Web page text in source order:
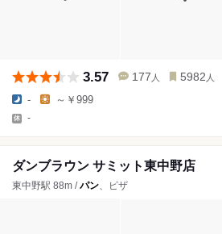
3.57 177 人 5982 人
- ～￥999
-
ダンブラウン サミット東中野店
東中野駅 88m /パン、ピザ